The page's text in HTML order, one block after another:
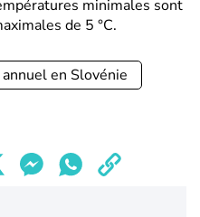
minimales sont
de 5 °C.
en Slovénie